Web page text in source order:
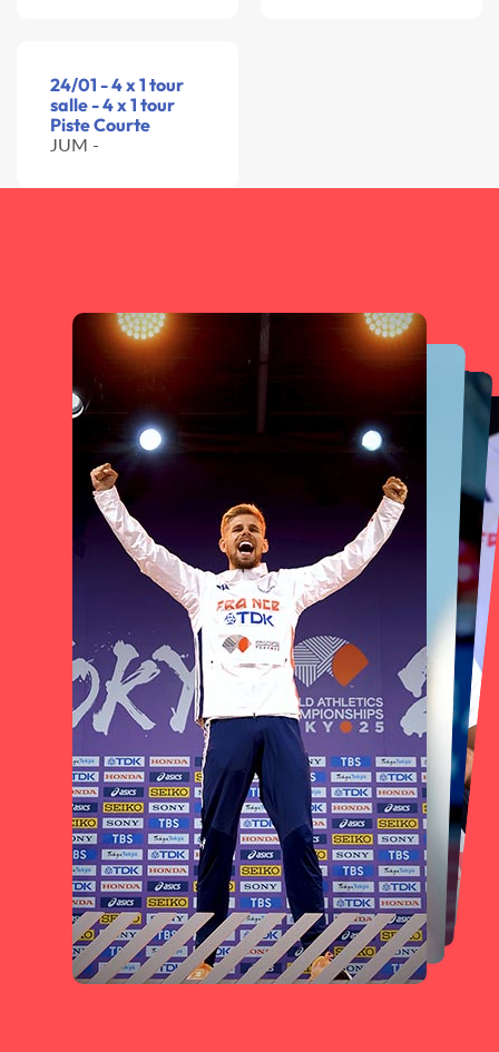
24/01 - 4 x 1 tour
salle - 4 x 1 tour
Piste Courte
JUM -